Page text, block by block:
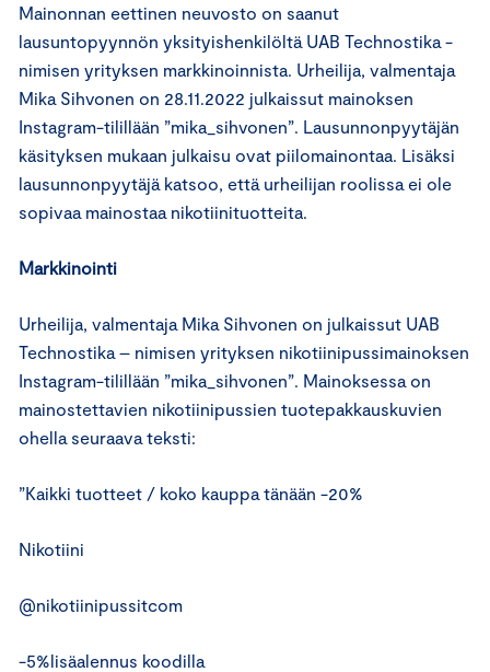
Mainonnan eettinen neuvosto on saanut
lausuntopyynnön yksityishenkilöltä UAB Technostika -
nimisen yrityksen markkinoinnista. Urheilija, valmentaja
Mika Sihvonen on 28.11.2022 julkaissut mainoksen
Instagram-tilillään ”mika_sihvonen”. Lausunnonpyytäjän
käsityksen mukaan julkaisu ovat piilomainontaa. Lisäksi
lausunnonpyytäjä katsoo, että urheilijan roolissa ei ole
sopivaa mainostaa nikotiinituotteita.
Markkinointi
Urheilija, valmentaja Mika Sihvonen on julkaissut UAB
Technostika – nimisen yrityksen nikotiinipussimainoksen
Instagram-tilillään ”mika_sihvonen”. Mainoksessa on
mainostettavien nikotiinipussien tuotepakkauskuvien
ohella seuraava teksti:
”Kaikki tuotteet / koko kauppa tänään -20%
Nikotiini
@nikotiinipussitcom
-5%lisäalennus koodilla